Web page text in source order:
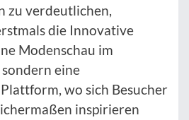
zu verdeutlichen,
die Innovative
Modenschau im
sondern eine
wo sich Besucher
inspirieren